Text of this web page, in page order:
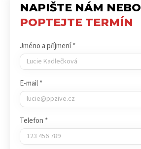
NAPIŠTE NÁM NEBO
POPTEJTE TERMÍN
Jméno a příjmení *
E-mail *
Telefon *